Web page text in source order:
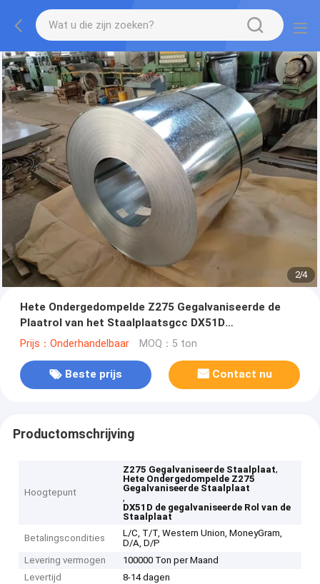
2/4
Hete Ondergedompelde Z275 Gegalvaniseerde de
Plaatrol van het Staalplaatsgcc DX51D
Gegalvaniseerde Staal
Prijs：Onderhandelbaar MOQ：5 ton
Beste prijs Contact nu
Productomschrijving
Hoogtepunt
Z275 Gegalvaniseerde Staalplaat,
Hete Ondergedompelde Z275
Gegalvaniseerde Staalplaat
,
DX51D de gegalvaniseerde Rol van de
Staalplaat
Betalingscondities
L/C, T/T, Western Union, MoneyGram,
D/A, D/P
Levering vermogen
100000 Ton per Maand
Levertijd
8-14 dagen